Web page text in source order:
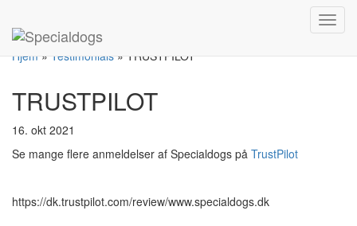
Denne hjemmeside anvender cookies til statistik og indstillinger. Ved at
bruge hjemmesiden accepterer du dette.
OK
Hjem»Testimonials»TRUSTPILOT
TRUSTPILOT
16. okt 2021
Se mange flere anmeldelser af Specialdogs på TrustPilot
https://dk.trustpilot.com/review/www.specialdogs.dk